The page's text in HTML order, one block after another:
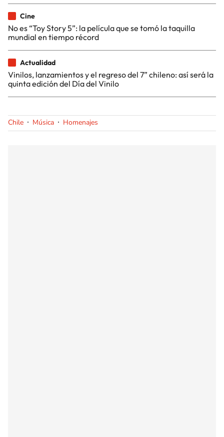
Cine
No es “Toy Story 5”: la película que se tomó la taquilla
mundial en tiempo récord
Actualidad
Vinilos, lanzamientos y el regreso del 7” chileno: así será la
quinta edición del Día del Vinilo
Chile Música Homenajes